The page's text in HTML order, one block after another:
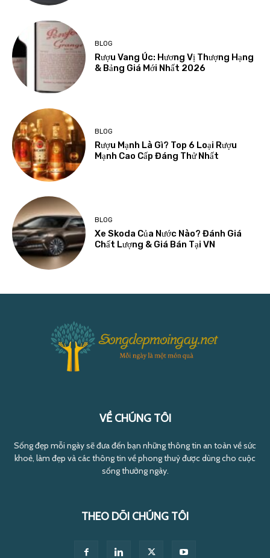
BLOG
Rượu Vang Úc: Hương Vị Thượng Hạng
& Bảng Giá Mới Nhất 2026
BLOG
Rượu Mạnh Là Gì? Top 6 Loại Rượu
Mạnh Cao Cấp Đáng Thử Nhất
BLOG
Xe Skoda Của Nước Nào? Đánh Giá
Chất Lượng & Giá Bán Tại VN
VỀ CHÚNG TÔI
Sống đẹp mỗi ngày sẽ đưa đến bạn những thông tin an toàn về sức
khoẻ, làm đẹp và các thông tin về phong thuỷ được dùng cho cuộc
sống thường ngày.
THEO DÕI CHÚNG TÔI